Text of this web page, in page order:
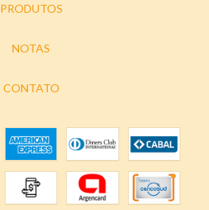
PRODUTOS
NOTAS
CONTATO